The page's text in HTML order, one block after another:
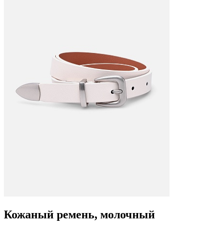
Кожаный ремень, молочный